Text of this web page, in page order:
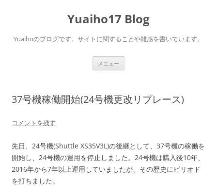
へ
ス
Yuaiho17 Blog
Yuaihoのブログです。サイトに関することや雑感を書いています。
メニュー
37号機稼働開始(24号機更改リプレース)
コメントを残す
先日、24号機(Shuttle XS35V3L)の後継として、37号機の稼働を
開始し、24号機の運用を停止しました。24号機は購入後10年、
2016年から7年以上運用していましたが、その歴史にピリオド
を打ちました。